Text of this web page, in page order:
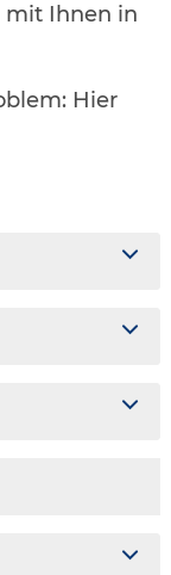
mit Ihnen in
Hier